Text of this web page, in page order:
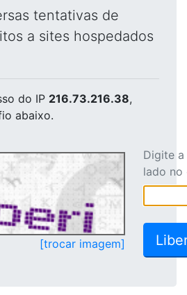
tentativas de
a sites hospedados
do IP 216.73.216.38,
abaixo.
[trocar imagem]
Digite
lado no